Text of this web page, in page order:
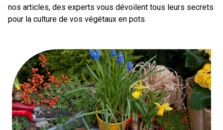
nos articles, des experts vous dévoilent tous leurs secrets
pour la culture de vos végétaux en pots.